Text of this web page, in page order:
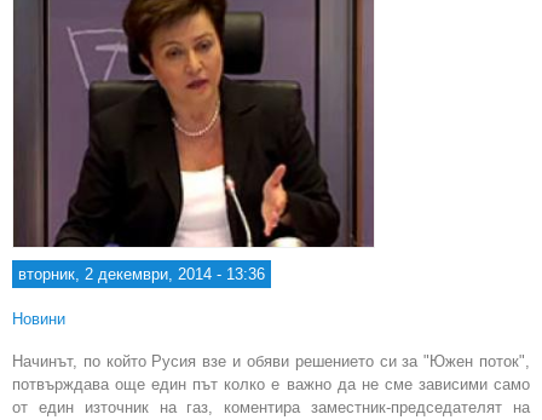
вторник, 2 декември, 2014 - 13:36
Новини
Начинът, по който Русия взе и обяви решението си за "Южен поток",
потвърждава още един път колко е важно да не сме зависими само
от един източник на газ, коментира заместник-председателят на